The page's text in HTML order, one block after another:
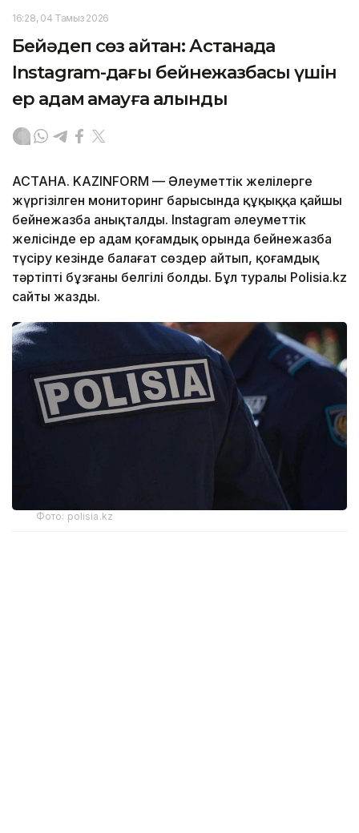
16:28, 04 Тамыз 2026
Бейәдеп сөз айтқан: Астанада
Instagram-дағы бейнежазбасы үшін
ер адам қамауға алынды
АСТАНА. KAZINFORM — Әлеуметтік желілерге
жүргізілген мониторинг барысында құқыққа қайшы
бейнежазба анықталды. Instagram әлеуметтік
желісінде ер адам қоғамдық орында бейнежазба
түсіру кезінде балағат сөздер айтып, қоғамдық
тәртіпті бұзғаны белгілі болды. Бұл туралы Polisia.kz
сайты жазды.
Фото: polisia.kz